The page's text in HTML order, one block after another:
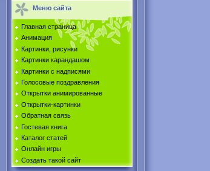
Меню сайта
Главная страница
Анимация
Картинки, рисунки
Картинки карандашом
Картинки с надписями
Голосовые поздравления
Открытки анимированные
Открытки-картинки
Обратная связь
Гостевая книга
Каталог статей
Онлайн игры
Создать такой сайт